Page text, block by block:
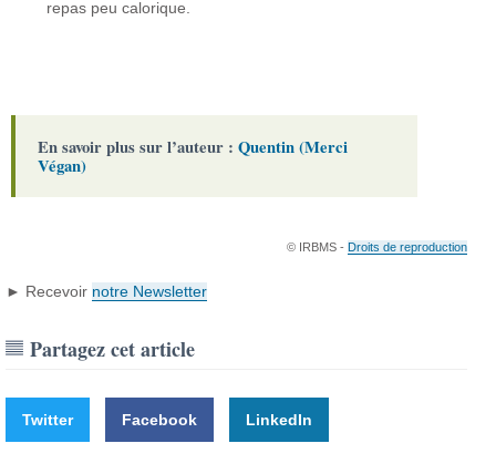
repas peu calorique.
En savoir plus sur l’auteur :Quentin (Merci
Végan)
© IRBMS - Droits de reproduction
► Recevoir notre Newsletter
Partagez cet article
Twitter Facebook LinkedIn